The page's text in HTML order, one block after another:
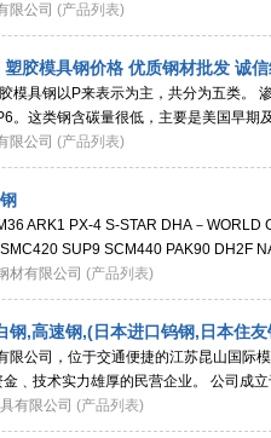
。如前所述．热作模
限公司 (产品列表)
胶模具钢价格 优质钢材批发 诚
模具钢以P来表示为主，共分为五类。
。这类钢含碳量很低，主要是美国早期
性能，成型后表面渗碳淬火提
限公司 (产品列表)
ARK1 PX-4 S-STAR DHA－WORLD
SUP9 SCM440 PAK90 DH2F
HPM38 HPM50 HPM7 SS400
材有限公司 (产品列表)
钢,高速钢,(日本进口钨钢,日本住
限公司，位于交通便捷的江苏昆山国际
﹑技术实力雄厚的民营企业。 公司成
设备，主要业务项目为
有限公司 (产品列表)